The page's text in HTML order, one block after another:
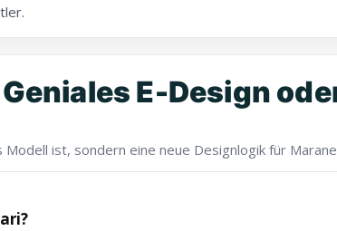
E-Design
ist, sondern eine neue Designlogik für